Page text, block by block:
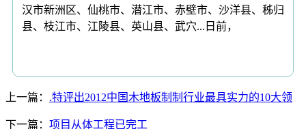
汉市新洲区、仙桃市、潜江市、赤壁市、沙洋县、秭归
县、枝江市、江陵县、英山县、武穴...日前，
上一篇： .特评出2012中国木地板制制行业最具实力的10大领
下一篇： 项目从体工程已完工